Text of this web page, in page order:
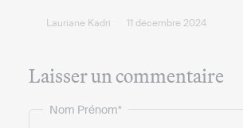
Lauriane Kadri 11 décembre 2024
Laisser un commentaire
Nom Prénom*